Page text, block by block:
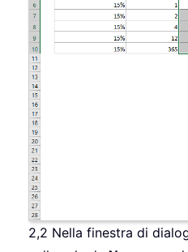
2,2 Nella finestra di